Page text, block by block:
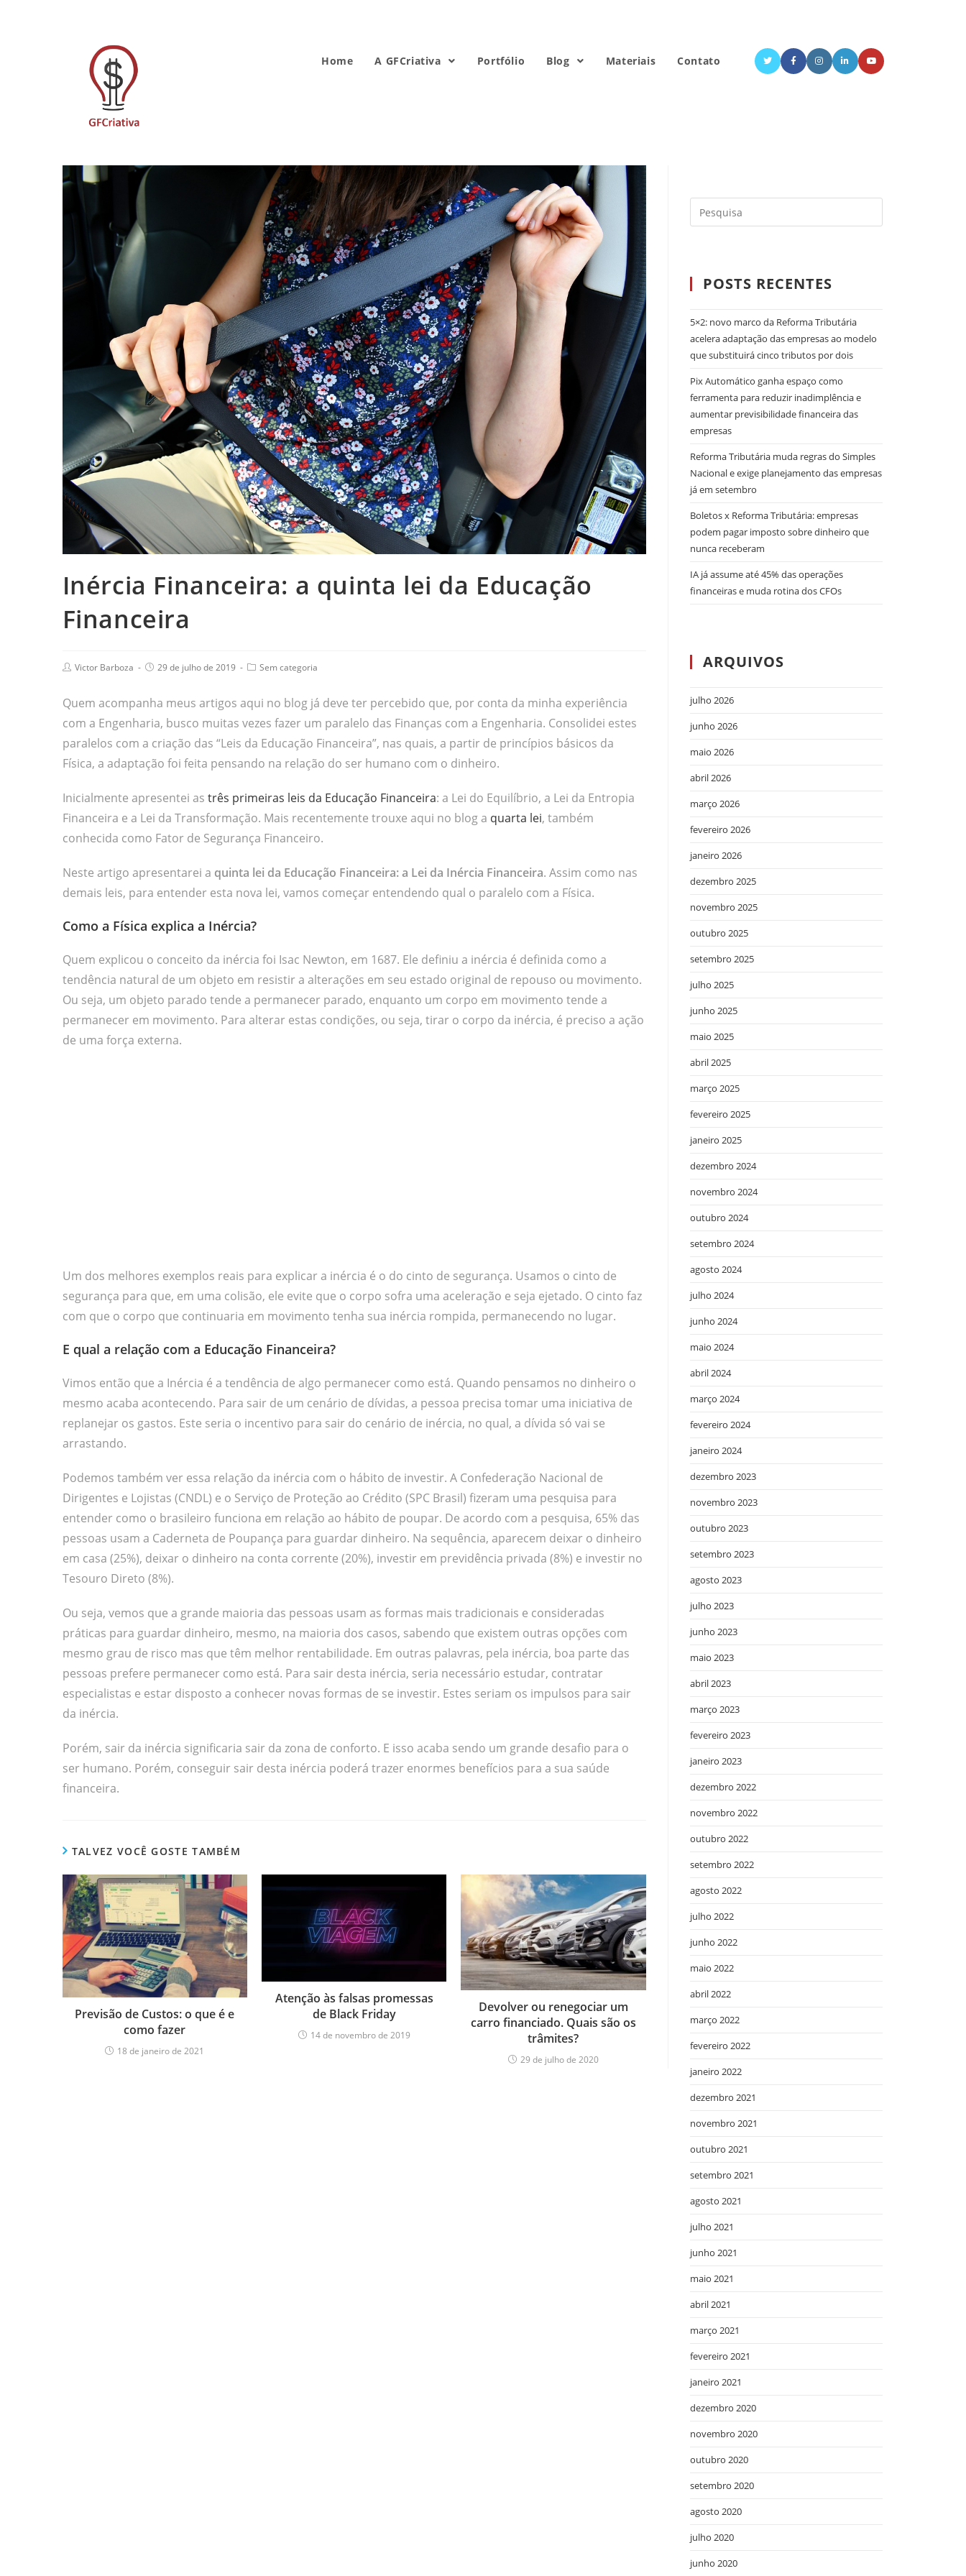
Home A GFCriativa Portfólio Blog Materiais Contato
Inércia Financeira: a quinta lei da Educação
Financeira
Victor Barboza 29 de julho de 2019 Sem categoria
Quem acompanha meus artigos aqui no blog já deve ter percebido que, por conta da minha experiência
com a Engenharia, busco muitas vezes fazer um paralelo das Finanças com a Engenharia. Consolidei estes
paralelos com a criação das “Leis da Educação Financeira”, nas quais, a partir de princípios básicos da
Física, a adaptação foi feita pensando na relação do ser humano com o dinheiro.
Inicialmente apresentei as três primeiras leis da Educação Financeira: a Lei do Equilíbrio, a Lei da Entropia
Financeira e a Lei da Transformação. Mais recentemente trouxe aqui no blog a quarta lei, também
conhecida como Fator de Segurança Financeiro.
Neste artigo apresentarei a quinta lei da Educação Financeira: a Lei da Inércia Financeira. Assim como nas
demais leis, para entender esta nova lei, vamos começar entendendo qual o paralelo com a Física.
Como a Física explica a Inércia?
Quem explicou o conceito da inércia foi Isac Newton, em 1687. Ele definiu a inércia é definida como a
tendência natural de um objeto em resistir a alterações em seu estado original de repouso ou movimento.
Ou seja, um objeto parado tende a permanecer parado, enquanto um corpo em movimento tende a
permanecer em movimento. Para alterar estas condições, ou seja, tirar o corpo da inércia, é preciso a ação
de uma força externa.
Um dos melhores exemplos reais para explicar a inércia é o do cinto de segurança. Usamos o cinto de
segurança para que, em uma colisão, ele evite que o corpo sofra uma aceleração e seja ejetado. O cinto faz
com que o corpo que continuaria em movimento tenha sua inércia rompida, permanecendo no lugar.
E qual a relação com a Educação Financeira?
Vimos então que a Inércia é a tendência de algo permanecer como está. Quando pensamos no dinheiro o
mesmo acaba acontecendo. Para sair de um cenário de dívidas, a pessoa precisa tomar uma iniciativa de
replanejar os gastos. Este seria o incentivo para sair do cenário de inércia, no qual, a dívida só vai se
arrastando.
Podemos também ver essa relação da inércia com o hábito de investir. A Confederação Nacional de
Dirigentes e Lojistas (CNDL) e o Serviço de Proteção ao Crédito (SPC Brasil) fizeram uma pesquisa para
entender como o brasileiro funciona em relação ao hábito de poupar. De acordo com a pesquisa, 65% das
pessoas usam a Caderneta de Poupança para guardar dinheiro. Na sequência, aparecem deixar o dinheiro
em casa (25%), deixar o dinheiro na conta corrente (20%), investir em previdência privada (8%) e investir no
Tesouro Direto (8%).
Ou seja, vemos que a grande maioria das pessoas usam as formas mais tradicionais e consideradas
práticas para guardar dinheiro, mesmo, na maioria dos casos, sabendo que existem outras opções com
mesmo grau de risco mas que têm melhor rentabilidade. Em outras palavras, pela inércia, boa parte das
pessoas prefere permanecer como está. Para sair desta inércia, seria necessário estudar, contratar
especialistas e estar disposto a conhecer novas formas de se investir. Estes seriam os impulsos para sair
da inércia.
Porém, sair da inércia significaria sair da zona de conforto. E isso acaba sendo um grande desafio para o
ser humano. Porém, conseguir sair desta inércia poderá trazer enormes benefícios para a sua saúde
financeira.
TALVEZ VOCÊ GOSTE TAMBÉM
Previsão de Custos: o que é e
como fazer
18 de janeiro de 2021
Atenção às falsas promessas
de Black Friday
14 de novembro de 2019
Devolver ou renegociar um
carro financiado. Quais são os
trâmites?
29 de julho de 2020
POSTS RECENTES
5×2: novo marco da Reforma Tributária
acelera adaptação das empresas ao modelo
que substituirá cinco tributos por dois
Pix Automático ganha espaço como
ferramenta para reduzir inadimplência e
aumentar previsibilidade financeira das
empresas
Reforma Tributária muda regras do Simples
Nacional e exige planejamento das empresas
já em setembro
Boletos x Reforma Tributária: empresas
podem pagar imposto sobre dinheiro que
nunca receberam
IA já assume até 45% das operações
financeiras e muda rotina dos CFOs
ARQUIVOS
julho 2026
junho 2026
maio 2026
abril 2026
março 2026
fevereiro 2026
janeiro 2026
dezembro 2025
novembro 2025
outubro 2025
setembro 2025
julho 2025
junho 2025
maio 2025
abril 2025
março 2025
fevereiro 2025
janeiro 2025
dezembro 2024
novembro 2024
outubro 2024
setembro 2024
agosto 2024
julho 2024
junho 2024
maio 2024
abril 2024
março 2024
fevereiro 2024
janeiro 2024
dezembro 2023
novembro 2023
outubro 2023
setembro 2023
agosto 2023
julho 2023
junho 2023
maio 2023
abril 2023
março 2023
fevereiro 2023
janeiro 2023
dezembro 2022
novembro 2022
outubro 2022
setembro 2022
agosto 2022
julho 2022
junho 2022
maio 2022
abril 2022
março 2022
fevereiro 2022
janeiro 2022
dezembro 2021
novembro 2021
outubro 2021
setembro 2021
agosto 2021
julho 2021
junho 2021
maio 2021
abril 2021
março 2021
fevereiro 2021
janeiro 2021
dezembro 2020
novembro 2020
outubro 2020
setembro 2020
agosto 2020
julho 2020
junho 2020